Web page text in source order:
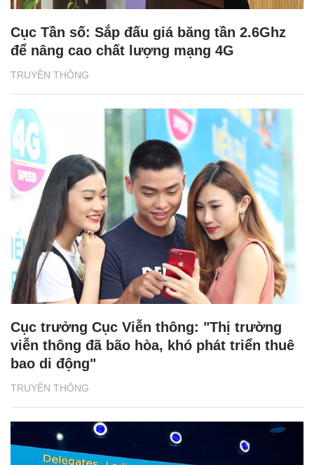
TRUYỀN THÔNG
Cục Tần số: Sắp đấu giá băng tần 2.6Ghz
để nâng cao chất lượng mạng 4G
TRUYỀN THÔNG
Cục trưởng Cục Viễn thông: "Thị trường
viễn thông đã bão hòa, khó phát triển thuê
bao di động"